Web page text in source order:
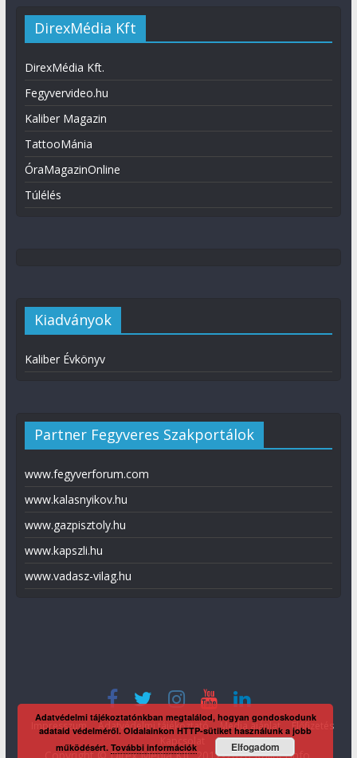
DirexMédia Kft
DirexMédia Kft.
Fegyvervideo.hu
Kaliber Magazin
TattooMánia
ÓraMagazinOnline
Túlélés
Kiadványok
Kaliber Évkönyv
Partner Fegyveres Szakportálok
www.fegyverforum.com
www.kalasnyikov.hu
www.gazpisztoly.hu
www.kapszli.hu
www.vadasz-vilag.hu
Impresszum Adatvédelmi tájékoztató Média ajánlat
Előfizetés
Copyright © Direx Média Kft. 2012-2026KaliberInfo
Adatvédelmi tájékoztatónkban megtalálod, hogyan gondoskodunk
adataid védelméről. Oldalainkon HTTP-sütiket használunk a jobb
működésért.További információk Elfogadom